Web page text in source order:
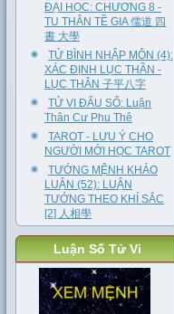
ĐẠI HỌC: CHƯƠNG 8 -
TU THÂN TỀ GIA 儒道 四
書 大學
TỬ BÌNH NHẬP MÔN (4):
XÁC ĐỊNH LỤC THẦN -
LỤC THÂN 子平八字
TỬ VI ĐẨU SỐ: Luận
Thân Cư Phu Thê
TAROT - LƯU Ý CHO
NGƯỜI MỚI HỌC TAROT
TƯỚNG MỆNH KHẢO
LUẬN (52): LUẬN
TƯỚNG THEO KHÍ SẮC
[2] 人相學
Luận Số Tử Vi